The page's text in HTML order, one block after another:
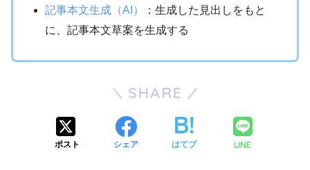
記事本文生成（AI）
：生成した見出しをもと
に、記事本文草案を生成する
SHARE
ポスト シェア はてブ LINE